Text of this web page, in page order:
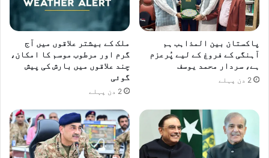
پاکستان بین المذاہب ہم
آہنگی کے فروغ کے لیے پُرعزم
ہے، سردار محمد یوسف
2 دن پہلے
ملک کے بیشتر علاقوں میں آج
گرم اور مرطوب موسم کا امکان،
چند علاقوں میں بارش کی پیش
گوئی
2 دن پہلے